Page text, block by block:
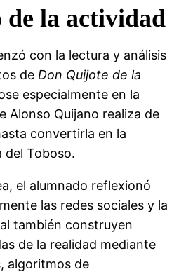
de la actividad
con la lectura y análisis
de Don Quijote de la
especialmente en la
Alonso Quijano realiza de
convertirla en la
del Toboso.
el alumnado reflexionó
las redes sociales y la
también construyen
de la realidad mediante
algoritmos de